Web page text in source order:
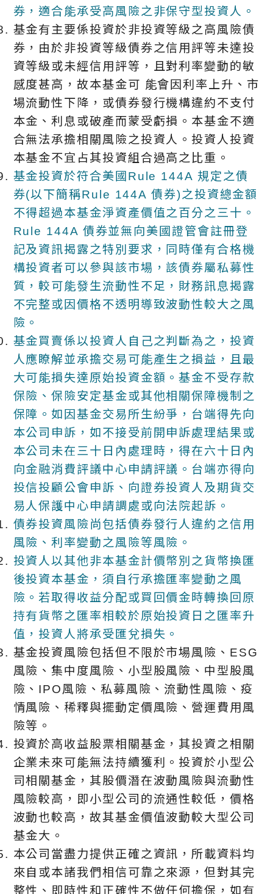
券，適合能承受高風險之非保守型投資人。
基金有主要係投資於非投資等級之高風險債
券，由於非投資等級債券之信用評等未達投
資等級或未經信用評等，且對利率變動的敏
感度甚高，故本基金可 能會因利率上升、市
場流動性下降，或債券發行機構違約不支付
本金、利息或破產而蒙受虧損。本基金不適
合無法承擔相關風險之投資人。投資人投資
本基金不宜占其投資組合過高之比重。
基金投資於符合美國Rule 144A 規定之債
券(以下簡稱Rule 144A 債券)之投資總金額
不得超過本基金淨資產價值之百分之三十。
Rule 144A 債券並無向美國證管會註冊登
記及資訊揭露之特別要求，同時僅有合格機
構投資者可以參與該市場，該債券屬私募性
質，較可能發生流動性不足，財務訊息揭露
不完整或因價格不透明導致波動性較大之風
險。
基金買賣係以投資人自己之判斷為之，投資
人應瞭解並承擔交易可能產生之損益，且最
大可能損失達原始投資金額。基金不受存款
保險、保險安定基金或其他相關保障機制之
保障。如因基金交易所生紛爭，台端得先向
本公司申訴，如不接受前開申訴處理結果或
本公司未在三十日內處理時，得在六十日內
向金融消費評議中心申請評議。台端亦得向
投信投顧公會申訴、向證券投資人及期貨交
易人保護中心申請調處或向法院起訴。
債券投資風險尚包括債券發行人違約之信用
風險、利率變動之風險等風險。
投資人以其他非本基金計價幣別之貨幣換匯
後投資本基金，須自行承擔匯率變動之風
險。若取得收益分配或買回價金時轉換回原
持有貨幣之匯率相較於原始投資日之匯率升
值，投資人將承受匯兌損失。
基金投資風險包括但不限於市場風險、ESG
風險、集中度風險、小型股風險、中型股風
險、IPO風險、私募風險、流動性風險、疫
情風險、稀釋與擺動定價風險、營運費用風
險等。
投資於高收益股票相關基金，其投資之相關
企業未來可能無法持續獲利。投資於小型公
司相關基金，其股價潛在波動風險與流動性
風險較高，即小型公司的流通性較低，價格
波動也較高，故其基金價值波動較大型公司
基金大。
本公司當盡力提供正確之資訊，所載資料均
來自或本諸我們相信可靠之來源，但對其完
整性、即時性和正確性不做任何擔保，如有